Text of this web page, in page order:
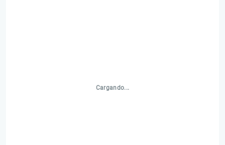
Cargando...